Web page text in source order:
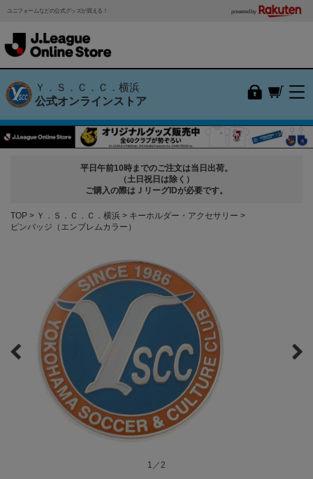
ユニフォームなどの公式グッズが買える！ powered by
Ｙ．Ｓ．Ｃ．Ｃ．横浜
公式オンラインストア
平日午前10時までのご注文は当日出荷。
（土日祝日は除く）
ご購入の際はＪリーグIDが必要です。
TOP Ｙ．Ｓ．Ｃ．Ｃ．横浜
キーホルダー・アクセサリー
ピンバッジ（エンブレムカラー）
1／2